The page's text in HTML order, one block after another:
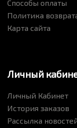
Способы оплаты
Политика
Карта сайта
Личный
Личный Кабинет
История заказов
Рассылка